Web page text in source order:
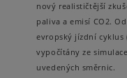
nový realističtější
paliva a emisí CO2.
evropský jízdní cyklus
vypočítány ze
uvedených směrnic.